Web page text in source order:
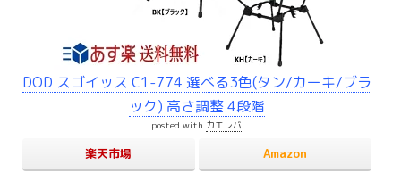
DOD スゴイッス C1-774 選べる3色(タン/カーキ/ブラ
ック) 高さ調整 4段階
posted with カエレバ
楽天市場 Amazon